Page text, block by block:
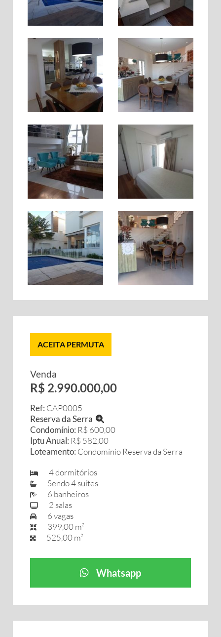
ACEITA PERMUTA
Venda
R$ 2.990.000,00
Ref: CAP0005
Reserva da Serra
Condomínio: R$ 600,00
Iptu Anual: R$ 582,00
Loteamento: Condomínio Reserva da Serra
4 dormitórios
Sendo 4 suítes
6 banheiros
2 salas
6 vagas
399,00 m²
525,00 m²
Whatsapp